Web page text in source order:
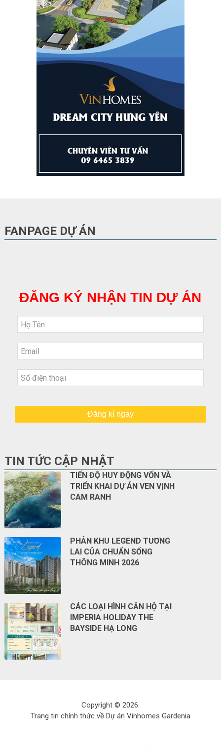
FANPAGE DỰ ÁN
ĐĂNG KÝ NHẬN TIN DỰ ÁN
Đăng kí ngay
TIN TỨC CẬP NHẬT
TIẾN ĐỘ HUY ĐỘNG VỐN VÀ
TRIỂN KHAI DỰ ÁN VEN VỊNH
CAM RANH
PHÂN KHU LEGEND TƯƠNG
LAI CỦA CHUẨN SỐNG
THÔNG MINH 2026
CÁC LOẠI HÌNH CĂN HỘ TẠI
IMPERIA HOLIDAY THE
BAYSIDE HẠ LONG
Copyright © 2026.
Trang tin chính thức về Dự án Vinhomes Gardenia